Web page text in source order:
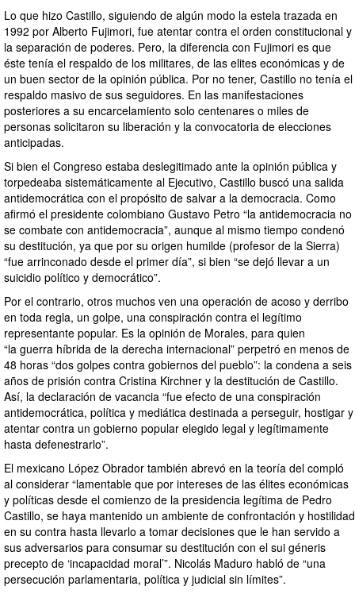
Lo que hizo Castillo, siguiendo de algún modo la estela trazada en
1992 por Alberto Fujimori, fue atentar contra el orden constitucional y
la separación de poderes. Pero, la diferencia con Fujimori es que
éste tenía el respaldo de los militares, de las elites económicas y de
un buen sector de la opinión pública. Por no tener, Castillo no tenía el
respaldo masivo de sus seguidores. En las manifestaciones
posteriores a su encarcelamiento solo centenares o miles de
personas solicitaron su liberación y la convocatoria de elecciones
anticipadas.
Si bien el Congreso estaba deslegitimado ante la opinión pública y
torpedeaba sistemáticamente al Ejecutivo, Castillo buscó una salida
antidemocrática con el propósito de salvar a la democracia. Como
afirmó el presidente colombiano Gustavo Petro “la antidemocracia no
se combate con antidemocracia”, aunque al mismo tiempo condenó
su destitución, ya que por su origen humilde (profesor de la Sierra)
“fue arrinconado desde el primer día”, si bien “se dejó llevar a un
suicidio político y democrático”.
Por el contrario, otros muchos ven una operación de acoso y derribo
en toda regla, un golpe, una conspiración contra el legítimo
representante popular. Es la opinión de Morales, para quien
“la guerra híbrida de la derecha internacional” perpetró en menos de
48 horas “dos golpes contra gobiernos del pueblo”: la condena a seis
años de prisión contra Cristina Kirchner y la destitución de Castillo.
Así, la declaración de vacancia “fue efecto de una conspiración
antidemocrática, política y mediática destinada a perseguir, hostigar y
atentar contra un gobierno popular elegido legal y legítimamente
hasta defenestrarlo”.
El mexicano López Obrador también abrevó en la teoría del compló
al considerar “lamentable que por intereses de las élites económicas
y políticas desde el comienzo de la presidencia legítima de Pedro
Castillo, se haya mantenido un ambiente de confrontación y hostilidad
en su contra hasta llevarlo a tomar decisiones que le han servido a
sus adversarios para consumar su destitución con el sui géneris
precepto de ‘incapacidad moral’”. Nicolás Maduro habló de “una
persecución parlamentaria, política y judicial sin límites”.